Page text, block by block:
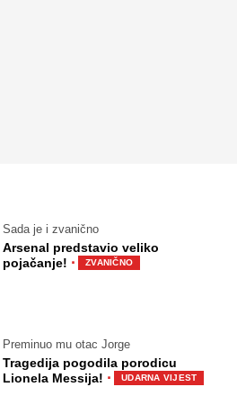
Sada je i zvanično
Arsenal predstavio veliko
pojačanje! · ZVANIČNO
Preminuo mu otac Jorge
Tragedija pogodila porodicu
Lionela Messija! · UDARNA VIJEST